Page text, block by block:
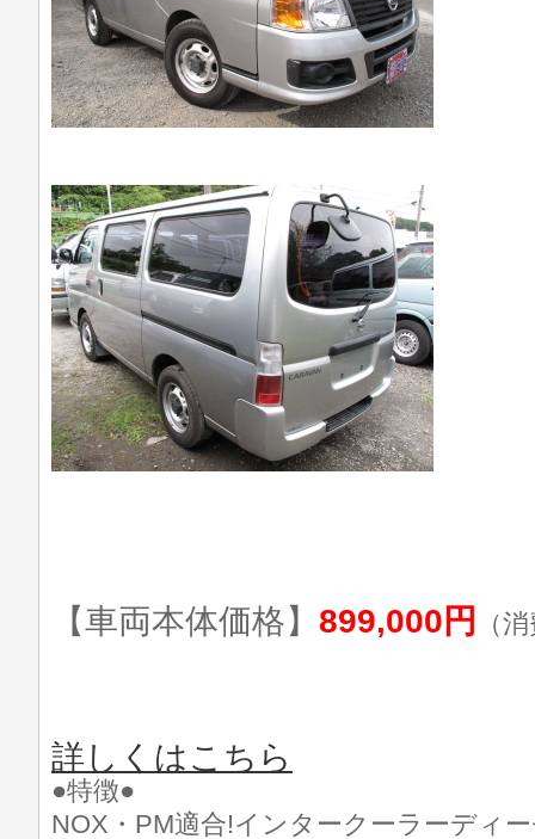
【車両本体価格】 899,000円 （
詳しくはこちら
●特徴●
NOX・PM適合!インタークーラーディ